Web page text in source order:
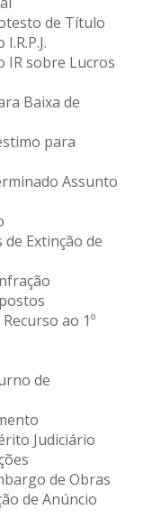
de Título
IR sobre Lucros
Baixa de
para
Assunto
Extinção de
ao 1º
de
Judiciário
de Obras
de Anúncio